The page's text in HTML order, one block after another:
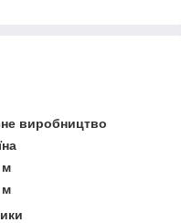
виробництво
м
м